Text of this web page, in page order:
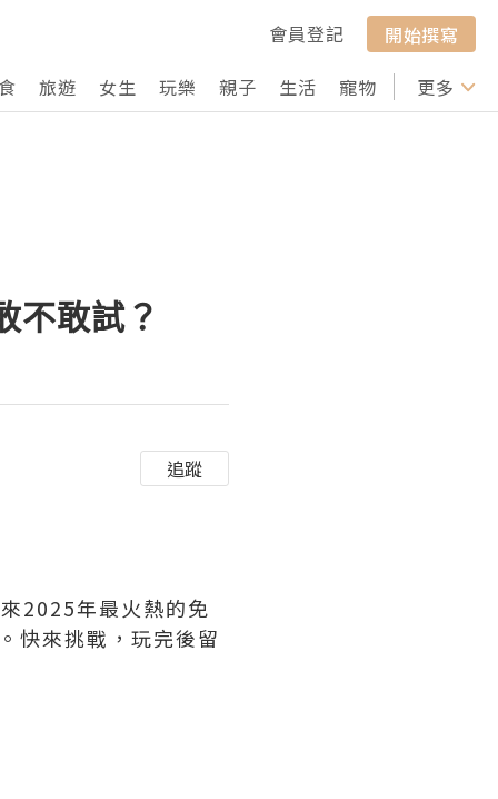
會員登記
開始撰寫
旅遊 女生 玩樂 親子 生活 寵物 行山 打卡
更多
不敢試？
追蹤
2025年最火熱的免
快來挑戰，玩完後留